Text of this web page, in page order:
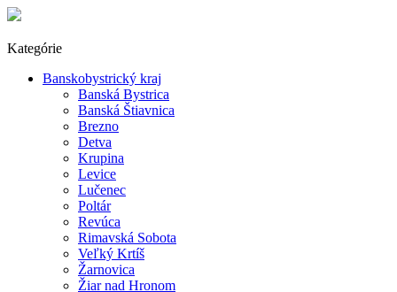
Kategórie
Banskobystrický kraj
Banská Bystrica
Banská Štiavnica
Brezno
Detva
Krupina
Levice
Lučenec
Poltár
Revúca
Rimavská Sobota
Veľký Krtíš
Žarnovica
Žiar nad Hronom